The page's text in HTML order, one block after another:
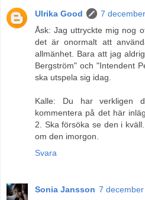
Ulrika Good
7
Åsk: Jag uttryckte mig nog
det är onormalt att
allmänhet. Bara att jag
Bergström" och "Intendent
ska utspela sig idag.
Kalle: Du har verkligen
kommentera på det här
2. Ska försöka se den i
om den imorgon.
Svara
Sonia Jansson 7